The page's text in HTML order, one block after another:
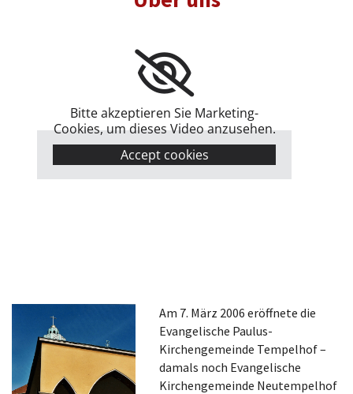
Bitte akzeptieren Sie Marketing-
Cookies, um dieses Video anzusehen.
Accept cookies
Am 7. März 2006 eröffnete die
Evangelische Paulus-
Kirchengemeinde Tempelhof –
damals noch Evangelische
Kirchengemeinde Neutempelhof